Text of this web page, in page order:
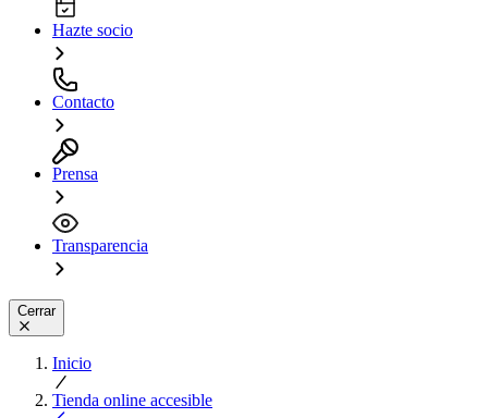
Hazte socio
Contacto
Prensa
Transparencia
Cerrar
Inicio
Tienda online accesible